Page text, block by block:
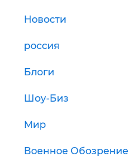
Новости
россия
Блоги
Шоу-Биз
Мир
Военное Обозрение